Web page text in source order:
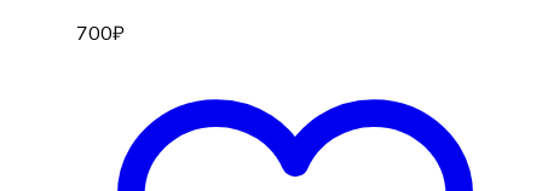
700₽